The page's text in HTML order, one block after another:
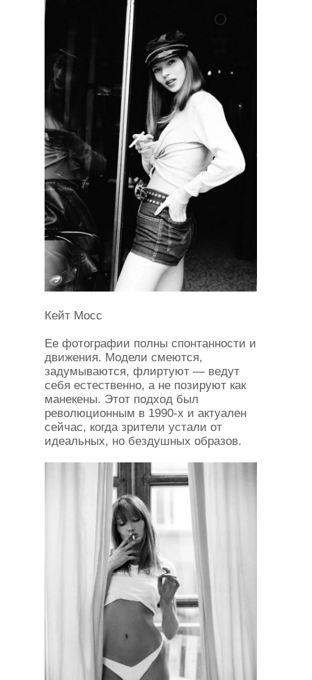
Кейт Мосс
Ее фотографии полны спонтанности и
движения. Модели смеются,
задумываются, флиртуют — ведут
себя естественно, а не позируют как
манекены. Этот подход был
революционным в 1990-х и актуален
сейчас, когда зрители устали от
идеальных, но бездушных образов.